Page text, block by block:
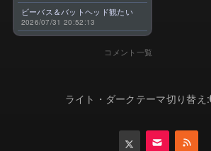
ビーバス＆バットヘッド観たい
2026/07/31 20:52:13
コメント一覧
ライト・ダークテーマ切り替え: